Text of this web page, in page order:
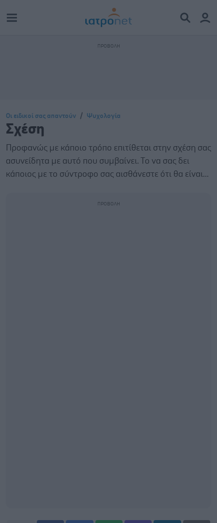
Οι ειδικοί σας απαντούν Ψυχολογία
Σχέση
Προφανώς με κάποιο τρόπο επιτίθεται στην σχέση σας
ασυνείδητα με αυτό που συμβαίνει. Το να σας δει
κάποιος με το σύντροφο σας αισθάνεστε ότι θα είναι...